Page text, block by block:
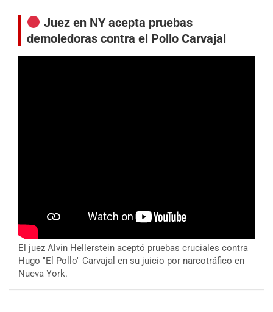
Juez en NY acepta pruebas
demoledoras contra el Pollo Carvajal
El juez Alvin Hellerstein aceptó pruebas cruciales contra
Hugo "El Pollo" Carvajal en su juicio por narcotráfico en
Nueva York.